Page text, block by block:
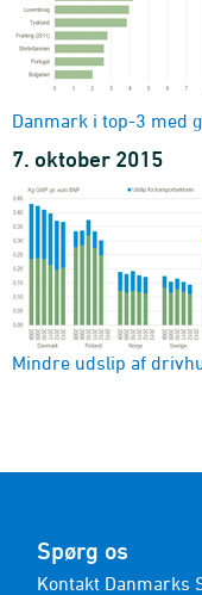
2018-2020 - Ton
Detaljeret
3)
Detaljeret
3)
2018-2020 - Ton
Tilgang af
Tilgang af
2018-2020 - Ton
Danmark i top-3 med
7. oktober 2015
Mindre udslip af
Spørg os
Kontakt Danmarks